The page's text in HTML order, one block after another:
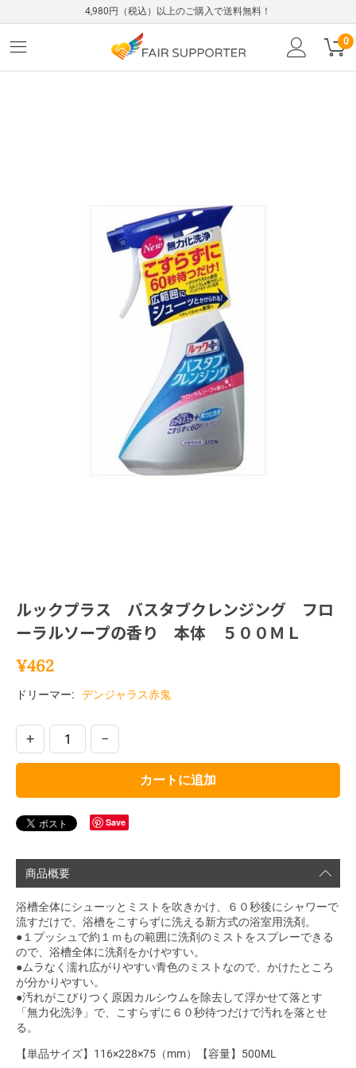
4,980円（税込）以上のご購入で送料無料！
0
ルックプラス バスタブクレンジング フロ
ーラルソープの香り 本体 ５００ＭＬ
¥462
ドリーマー: デンジャラス赤鬼
+ −
カートに追加
Save
商品概要
浴槽全体にシューッとミストを吹きかけ、６０秒後にシャワーで
流すだけで、浴槽をこすらずに洗える新方式の浴室用洗剤。
●１プッシュで約１ｍもの範囲に洗剤のミストをスプレーできる
ので、浴槽全体に洗剤をかけやすい。
●ムラなく濡れ広がりやすい青色のミストなので、かけたところ
が分かりやすい。
●汚れがこびりつく原因カルシウムを除去して浮かせて落とす
「無力化洗浄」で、こすらずに６０秒待つだけで汚れを落とせ
る。
【単品サイズ】116×228×75（mm）【容量】500ML